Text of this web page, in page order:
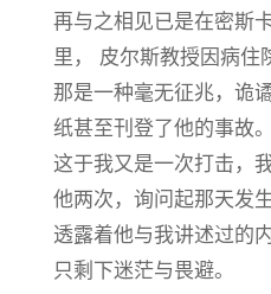
再与之相见已是在密斯
里， 皮尔斯教授因病住
那是一种毫无征兆，诡
纸甚至刊登了他的事故。
这于我又是一次打击，
他两次，询问起那天发
透露着他与我讲述过的
只剩下迷茫与畏避。